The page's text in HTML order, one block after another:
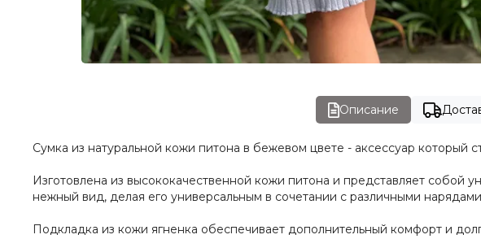
Описание
Сумка из натуральной кожи питона в бежевом цвете - аксессуар
Изготовлена из высококачественной кожи питона и представляет
нежный вид, делая его универсальным в сочетании с различными
Подкладка из кожи ягненка обеспечивает дополнительный комфорт и